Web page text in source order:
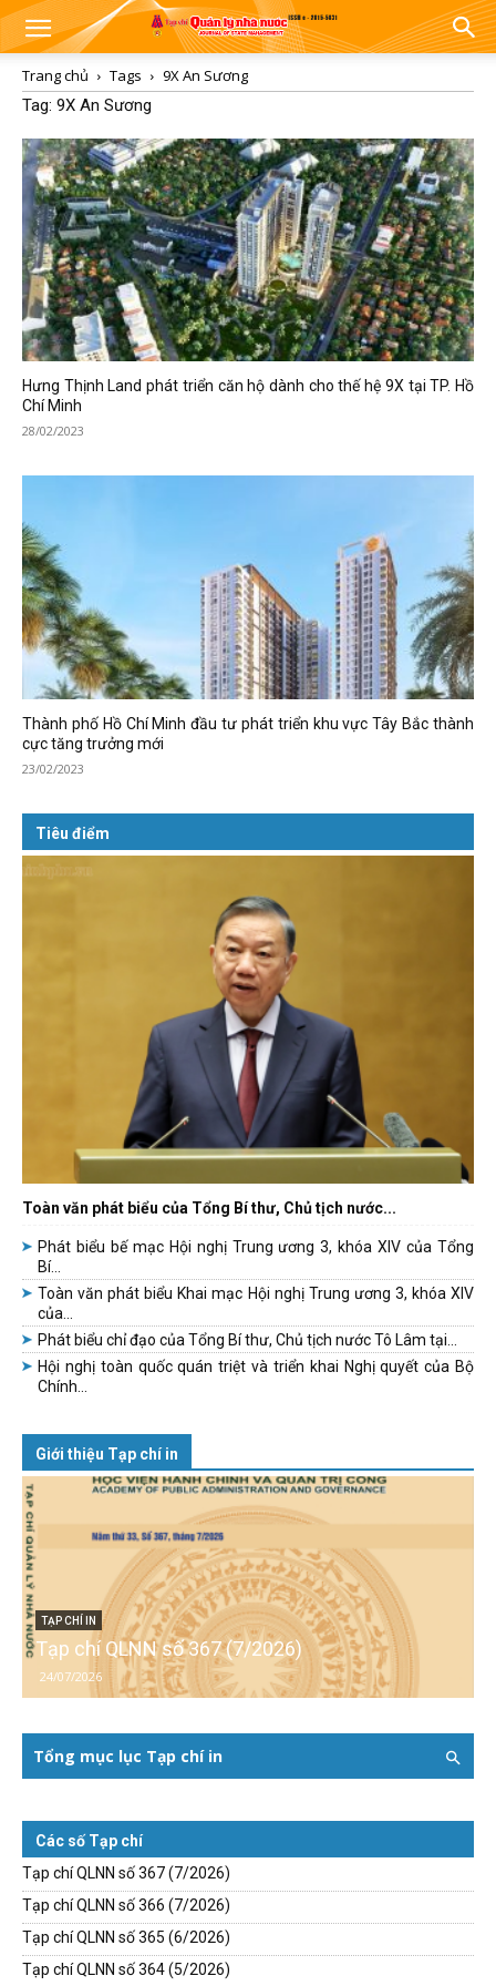
Trang chủ Tags
9X An Sương
Tag: 9X An Sương
Hưng Thịnh Land phát triển căn hộ dành cho thế hệ 9X tại TP. Hồ
Chí Minh
28/02/2023
Thành phố Hồ Chí Minh đầu tư phát triển khu vực Tây Bắc thành
cực tăng trưởng mới
23/02/2023
Tiêu điểm
Toàn văn phát biểu của Tổng Bí thư, Chủ tịch nước...
Phát biểu bế mạc Hội nghị Trung ương 3, khóa XIV của Tổng
Bí...
Toàn văn phát biểu Khai mạc Hội nghị Trung ương 3, khóa XIV
của...
Phát biểu chỉ đạo của Tổng Bí thư, Chủ tịch nước Tô Lâm tại...
Hội nghị toàn quốc quán triệt và triển khai Nghị quyết của Bộ
Chính...
Giới thiệu Tạp chí in
TẠP CHÍ IN
Tạp chí QLNN số 367 (7/2026)
24/07/2026
Tổng mục lục Tạp chí in
Các số Tạp chí
Tạp chí QLNN số 367 (7/2026)
Tạp chí QLNN số 366 (7/2026)
Tạp chí QLNN số 365 (6/2026)
Tạp chí QLNN số 364 (5/2026)